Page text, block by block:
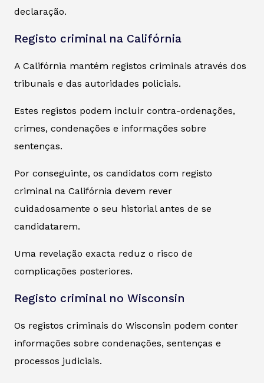
declaração.
Registo criminal na Califórnia
A Califórnia mantém registos criminais através dos
tribunais e das autoridades policiais.
Estes registos podem incluir contra-ordenações,
crimes, condenações e informações sobre
sentenças.
Por conseguinte, os candidatos com registo
criminal na Califórnia devem rever
cuidadosamente o seu historial antes de se
candidatarem.
Uma revelação exacta reduz o risco de
complicações posteriores.
Registo criminal no Wisconsin
Os registos criminais do Wisconsin podem conter
informações sobre condenações, sentenças e
processos judiciais.